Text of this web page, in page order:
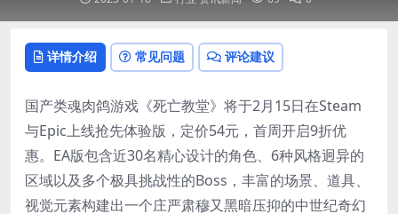
详情介绍 常见问题 评论建议
国产类魂肉鸽游戏《死亡教堂》将于2月15日在Steam
与Epic上线抢先体验版，定价54元，首周开启9折优
惠。EA版包含近30名精心设计的角色、6种风格迥异的
区域以及多个极具挑战性的Boss，丰富的场景、道具、
视觉元素构建出一个庄严肃穆又黑暗压抑的中世纪奇幻